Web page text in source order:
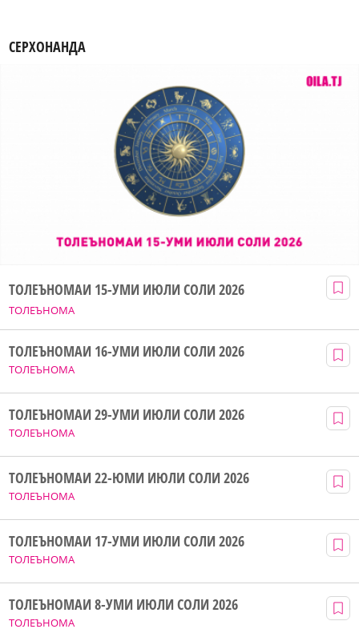
СЕРХОНАНДА
ТОЛЕЪНОМА
ТОЛЕЪНОМАИ 15-УМИ ИЮЛИ СОЛИ 2026
ТОЛЕЪНОМА
ТОЛЕЪНОМАИ 16-УМИ ИЮЛИ СОЛИ 2026
ТОЛЕЪНОМА
ТОЛЕЪНОМАИ 29-УМИ ИЮЛИ СОЛИ 2026
ТОЛЕЪНОМА
ТОЛЕЪНОМАИ 22-ЮМИ ИЮЛИ СОЛИ 2026
ТОЛЕЪНОМА
ТОЛЕЪНОМАИ 17-УМИ ИЮЛИ СОЛИ 2026
ТОЛЕЪНОМА
ТОЛЕЪНОМАИ 8-УМИ ИЮЛИ СОЛИ 2026